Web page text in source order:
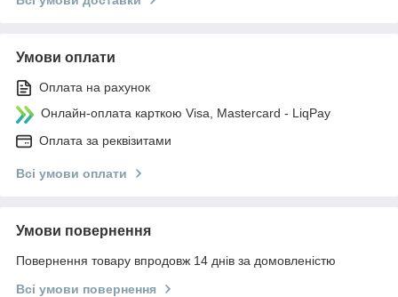
Умови оплати
Оплата на рахунок
Онлайн-оплата карткою Visa, Mastercard - LiqPay
Оплата за реквізитами
Всі умови оплати
Умови повернення
Повернення товару впродовж 14 днів за домовленістю
Всі умови повернення